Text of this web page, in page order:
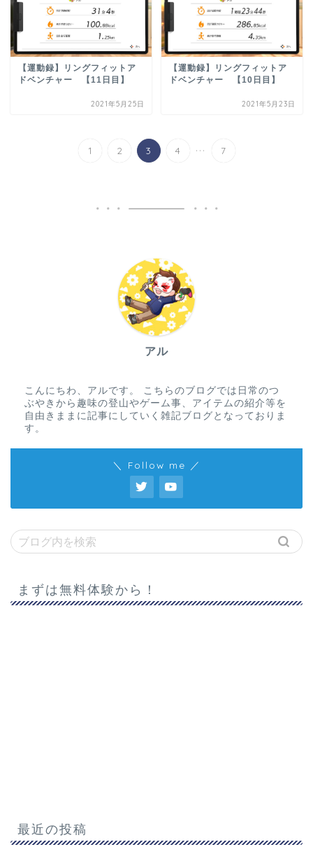
【運動録】リングフィットア
ドベンチャー 【11日目】
2021年5月25日
【運動録】リングフィットア
ドベンチャー 【10日目】
2021年5月23日
1 2 3 4 ... 7
アル
こんにちわ、アルです。 こちらのブログでは日常のつ
ぶやきから趣味の登山やゲーム事、アイテムの紹介等を
自由きままに記事にしていく雑記ブログとなっておりま
す。
＼ Follow me ／
まずは無料体験から！
最近の投稿